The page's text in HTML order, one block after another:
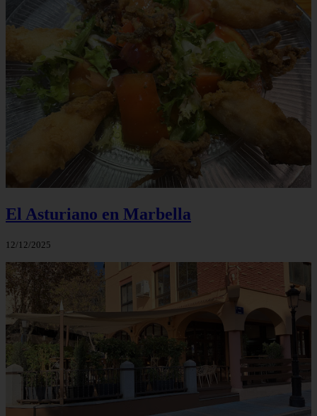
El Asturiano en Marbella
12/12/2025